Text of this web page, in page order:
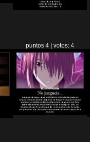
puntos 4 | votos: 4